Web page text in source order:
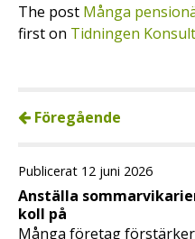
The post Många
first on Tidningen
Föregående
Publicerat 12 juni 2026
Anställa
koll på
Många företag